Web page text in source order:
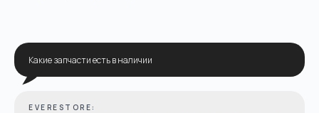
Какие запчасти есть в наличии
EVERESTORE: